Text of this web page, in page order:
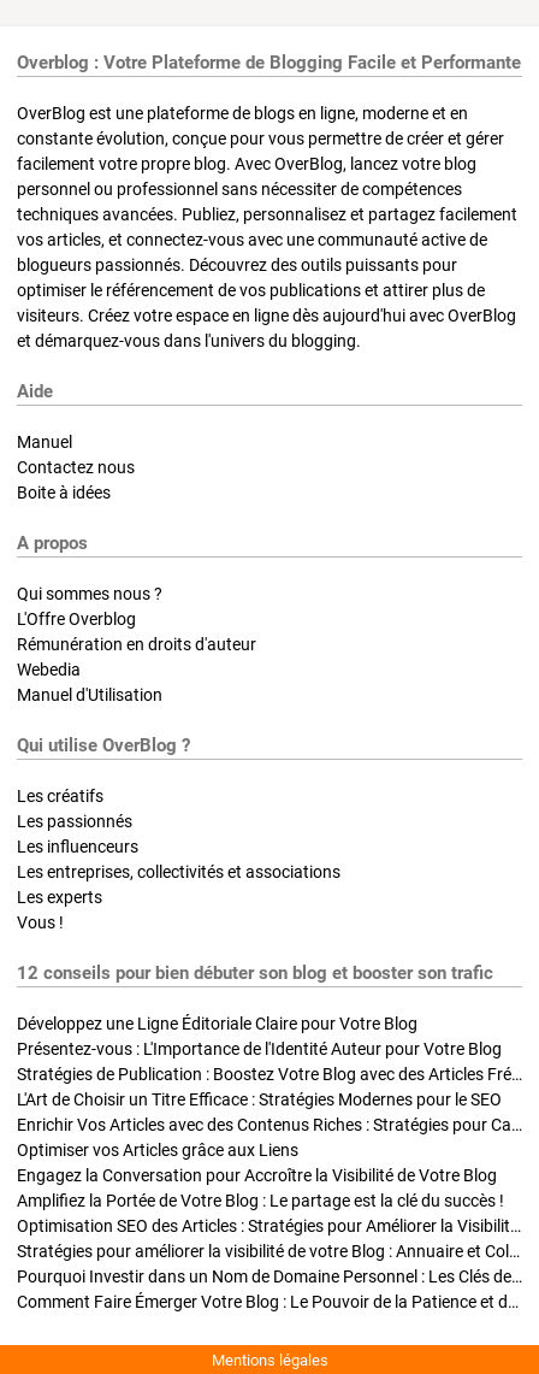
Overblog : Votre Plateforme de Blogging Facile et Performante
OverBlog est une plateforme de blogs en ligne, moderne et en
constante évolution, conçue pour vous permettre de créer et gérer
facilement votre propre blog. Avec OverBlog, lancez votre blog
personnel ou professionnel sans nécessiter de compétences
techniques avancées. Publiez, personnalisez et partagez facilement
vos articles, et connectez-vous avec une communauté active de
blogueurs passionnés. Découvrez des outils puissants pour
optimiser le référencement de vos publications et attirer plus de
visiteurs. Créez votre espace en ligne dès aujourd'hui avec OverBlog
et démarquez-vous dans l'univers du blogging.
Aide
Manuel
Contactez nous
Boite à idées
A propos
Qui sommes nous ?
L'Offre Overblog
Rémunération en droits d'auteur
Webedia
Manuel d'Utilisation
Qui utilise OverBlog ?
Les créatifs
Les passionnés
Les influenceurs
Les entreprises, collectivités et associations
Les experts
Vous !
12 conseils pour bien débuter son blog et booster son trafic
Développez une Ligne Éditoriale Claire pour Votre Blog
Présentez-vous : L'Importance de l'Identité Auteur pour Votre Blog
Stratégies de Publication : Boostez Votre Blog avec des Articles Fréquents et Exclusifs
L'Art de Choisir un Titre Efficace : Stratégies Modernes pour le SEO
Enrichir Vos Articles avec des Contenus Riches : Stratégies pour Captiver et Optimiser
Optimiser vos Articles grâce aux Liens
Engagez la Conversation pour Accroître la Visibilité de Votre Blog
Amplifiez la Portée de Votre Blog : Le partage est la clé du succès !
Optimisation SEO des Articles : Stratégies pour Améliorer la Visibilité de Votre Blog
Stratégies pour améliorer la visibilité de votre Blog : Annuaire et Collaborations
Pourquoi Investir dans un Nom de Domaine Personnel : Les Clés de la Réussite de Votre Blog
Comment Faire Émerger Votre Blog : Le Pouvoir de la Patience et de la Persévérance
Mentions légales